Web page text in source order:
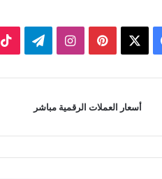
فيسبوك بينتيريستانستقرامتيلقرام
أسعار العملات الرقمية مباشر